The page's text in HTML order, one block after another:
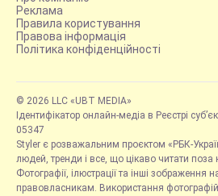
Реклама
Правила користування
Правова інформація
Політика конфіденційності
© 2026 LLC «UBT MEDIA»
Ідентифікатор онлайн-медіа в Реєстрі
05347
Styler є розважальним проєктом «РБК-
людей, тренди і все, що цікаво читати
Фотографії, ілюстрації та інші зображення
правовласникам. Використання